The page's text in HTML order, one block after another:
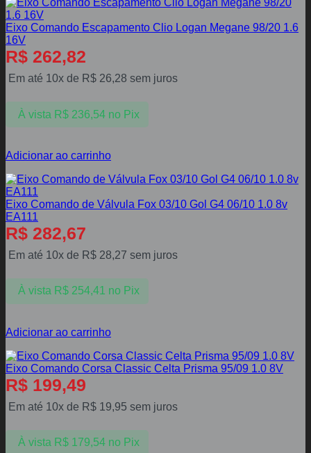
Eixo Comando Escapamento Clio Logan Megane 98/20 1.6
16V
R$ 262,82
Em até 10x de R$ 26,28 sem juros
À vista R$236,54 no Pix
Adicionar ao carrinho
Eixo Comando de Válvula Fox 03/10 Gol G4 06/10 1.0 8v
EA111
R$ 282,67
Em até 10x de R$ 28,27 sem juros
À vista R$254,41 no Pix
Adicionar ao carrinho
Eixo Comando Corsa Classic Celta Prisma 95/09 1.0 8V
R$ 199,49
Em até 10x de R$ 19,95 sem juros
À vista R$179,54 no Pix